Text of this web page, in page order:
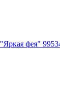
фея"